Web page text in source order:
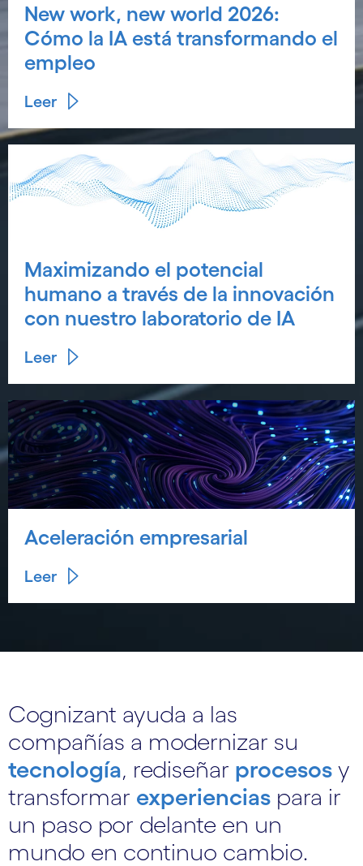
New work, new world 2026:
Cómo la IA está transformando el
empleo
Leer
Maximizando el potencial
humano a través de la innovación
con nuestro laboratorio de IA
Leer
Aceleración empresarial
Leer
Cognizant ayuda a las
compañías a modernizar su
tecnología, rediseñar procesos y
transformar experiencias para ir
un paso por delante en un
mundo en continuo cambio.